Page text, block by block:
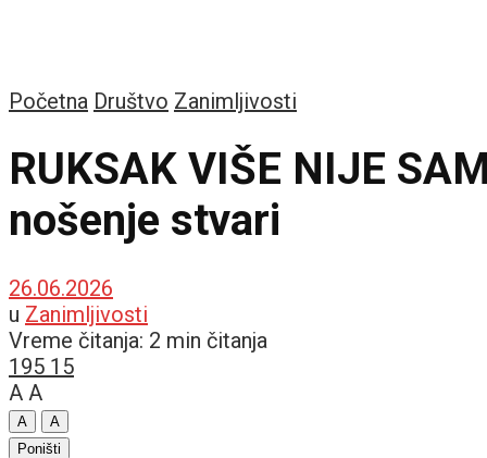
Početna Društvo Zanimljivosti
RUKSAK VIŠE NIJE
nošenje stvari
26.06.2026
u Zanimljivosti
Vreme čitanja: 2 min čitanja
195 15
A A
A
A
Poništi